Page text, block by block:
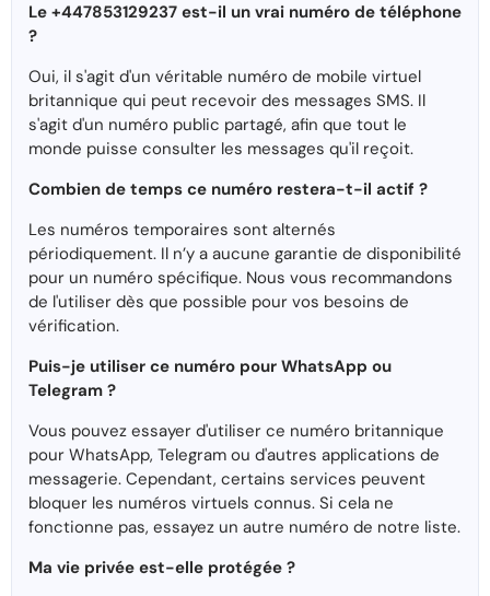
Le +447853129237 est-il un vrai numéro de téléphone
?
Oui, il s'agit d'un véritable numéro de mobile virtuel
britannique qui peut recevoir des messages SMS. Il
s'agit d'un numéro public partagé, afin que tout le
monde puisse consulter les messages qu'il reçoit.
Combien de temps ce numéro restera-t-il actif ?
Les numéros temporaires sont alternés
périodiquement. Il n’y a aucune garantie de disponibilité
pour un numéro spécifique. Nous vous recommandons
de l'utiliser dès que possible pour vos besoins de
vérification.
Puis-je utiliser ce numéro pour WhatsApp ou
Telegram ?
Vous pouvez essayer d'utiliser ce numéro britannique
pour WhatsApp, Telegram ou d'autres applications de
messagerie. Cependant, certains services peuvent
bloquer les numéros virtuels connus. Si cela ne
fonctionne pas, essayez un autre numéro de notre liste.
Ma vie privée est-elle protégée ?